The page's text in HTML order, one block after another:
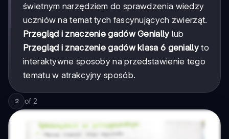
świetnym narzędziem do sprawdzenia wiedzy
uczniów na temat tych fascynujących zwierząt.
Przegląd i znaczenie gadów Genially lub
Przegląd i znaczenie gadów klasa 6 geniallyto
interaktywne sposoby na przedstawienie tego
tematu w atrakcyjny sposób.
2 of 2